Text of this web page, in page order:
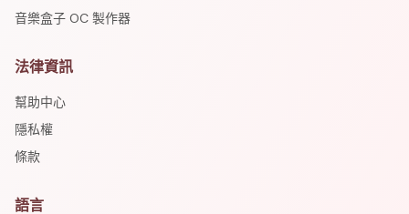
音樂盒子 OC 製作器
法律資訊
幫助中心
隱私權
條款
語言